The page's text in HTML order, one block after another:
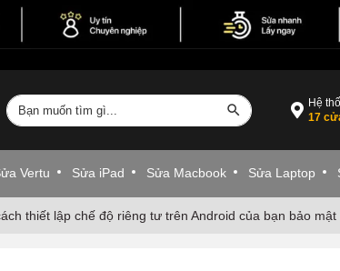
Hệ
17
Vertu Sửa iPad Sửa Macbook Sửa Laptop
thiết lập chế độ riêng tư trên Android của bạn bảo mật